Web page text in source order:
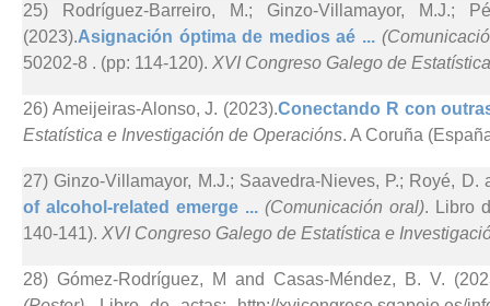
25) Rodríguez-Barreiro, M.; Ginzo-Villamayor, M.J.;
(2023).Asignación óptima de medios aé ...
50202-8 . (pp: 114-120). XVI Congreso Galego de
26) Ameijeiras-Alonso, J. (2023).Conectando R con
Estatística e Investigación de Operacións. A Coruña
27) Ginzo-Villamayor, M.J.; Saavedra-Nieves, P.; Royé, D.
of alcohol-related emerge ...(Comunicación oral). Libro
140-141). XVI Congreso Galego de Estatística e
28) Gómez-Rodríguez, M and Casas-Méndez, B. V.